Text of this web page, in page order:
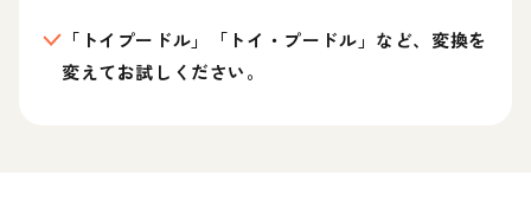
「トイプードル」「トイ・プードル」など、変換を
変えてお試しください。